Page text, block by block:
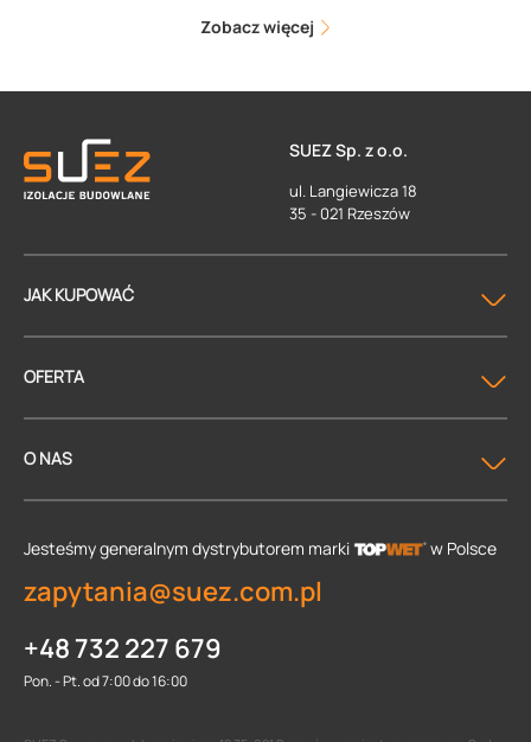
Zobacz więcej
SUEZ Sp. z o.o.
ul. Langiewicza 18
35 - 021 Rzeszów
JAK KUPOWAĆ
OFERTA
O NAS
Jesteśmy generalnym dystrybutorem marki w Polsce
zapytania@suez.com.pl
+48 732 227 679
Pon. - Pt. od 7:00 do 16:00